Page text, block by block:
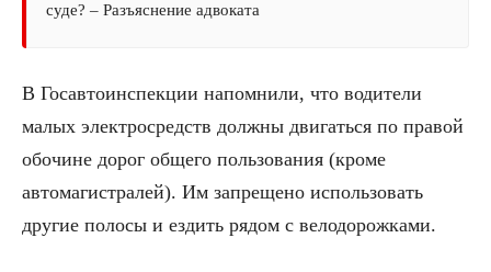
суде? – Разъяснение адвоката
В Госавтоинспекции напомнили, что водители
малых электросредств должны двигаться по правой
обочине дорог общего пользования (кроме
автомагистралей). Им запрещено использовать
другие полосы и ездить рядом с велодорожками.